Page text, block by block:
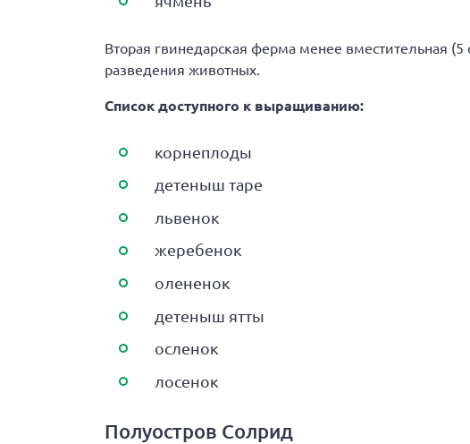
Вторая гвинедарская ферма менее вместительная
разведения животных.
Список доступного к выращиванию:
корнеплоды
детеныш таре
львенок
жеребенок
олененок
детеныш ятты
осленок
лосенок
Полуостров Солрид